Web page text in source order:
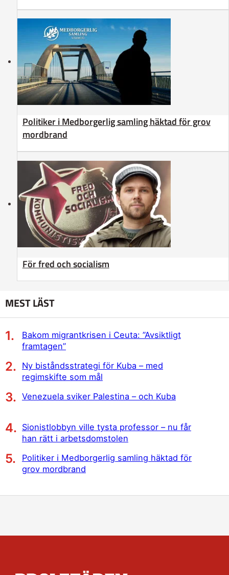
Politiker i Medborgerlig samling häktad för grov
mordbrand
För fred och socialism
MEST LÄST
Bakom migrantkrisen i Ceuta: ”Avsiktligt
framtagen”
Ny biståndsstrategi för Kuba – med
regimskifte som mål
Venezuela sviker Palestina – och Kuba
Sionistlobbyn ville tysta professor – nu får
han rätt i arbetsdomstolen
Politiker i Medborgerlig samling häktad för
grov mordbrand